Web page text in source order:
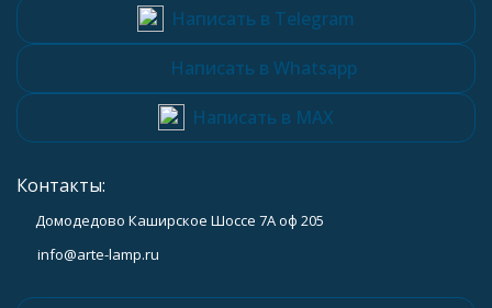
Написать в Telegram
Написать в Whatsapp
Написать в MAX
Контакты:
Домодедово Каширское Шоссе 7А оф 205
info@arte-lamp.ru